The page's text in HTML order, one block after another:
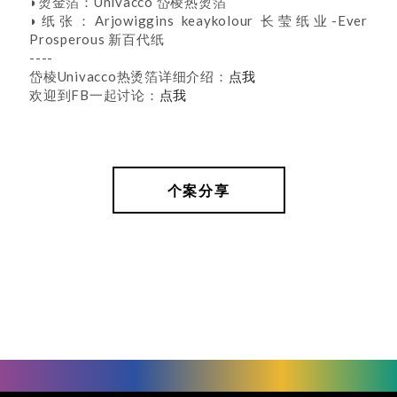
◗纸张：Arjowiggins keaykolour 长莹纸业-Ever
Prosperous 新百代纸
----
岱棱Univacco热烫箔详细介绍： 点我
欢迎到FB一起讨论： 点我
个案分享